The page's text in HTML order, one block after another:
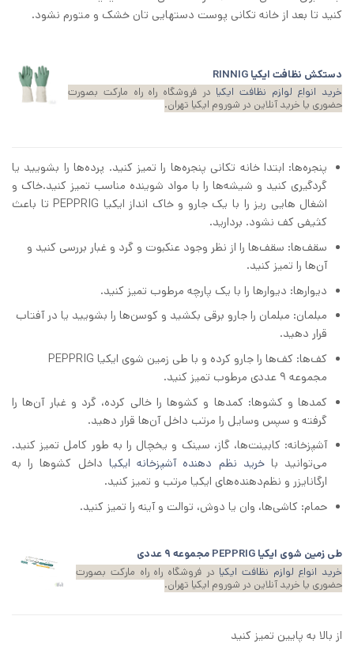
کنید تا بعد از خانه‌ تکانی پوست دستهایی تان خشک و متورم نشود.
دستکش نظافت ایکیا RINNIG
خرید انواع لوازم نظافت ایکیا در فروشگاه راه راه مارکت بصورت
حضوری یا خرید آنلاین در شوروم ایکیا تهران.
پنجره‌ها: ابتدا خانه‌ تکانی پنجره‌ها را تمیز کنید. پرده‌ها را بشویید یا
گردگیری کنید و شیشه‌ها را با مواد شوینده مناسب تمیز کنید.خاک و
اشغال هایی ریز را با یک جارو و خاک انداز ایکیا PEPPRIG تا باعث
کثیفی کف نشود. بردارید.
سقف‌ها: سقف‌ها را از نظر وجود عنکبوت و گرد و غبار بررسی کنید و
آن‌ها را تمیز کنید.
دیوارها: دیوارها را با یک پارچه مرطوب تمیز کنید.
مبلمان: مبلمان را جارو برقی بکشید و کوسن‌ها را بشویید یا در آفتاب
قرار دهید.
کف‌ها: کف‌ها را جارو کرده و با طی زمین شوی ایکیا PEPPRIG
مجموعه 9 عددی مرطوب تمیز کنید.
کمدها و کشوها: کمدها و کشوها را خالی کرده، گرد و غبار آن‌ها را
گرفته و سپس وسایل را مرتب داخل آن‌ها قرار دهید.
آشپزخانه: کابینت‌ها، گاز، سینک و یخچال را به طور کامل تمیز کنید.
می‌توانید باخرید نظم دهنده آشپزخانه ایکیا داخل کشوها را به
ارگانایزر و نظم‌دهنده‌های ایکیا مرتب و تمیز کنید.
حمام: کاشی‌ها، وان یا دوش، توالت و آینه را تمیز کنید.
طی زمین شوی ایکیا PEPPRIG مجموعه 9 عددی
خرید انواع لوازم نظافت ایکیا در فروشگاه راه راه مارکت بصورت
حضوری یا خرید آنلاین در شوروم ایکیا تهران.
از بالا به پایین تمیز کنید